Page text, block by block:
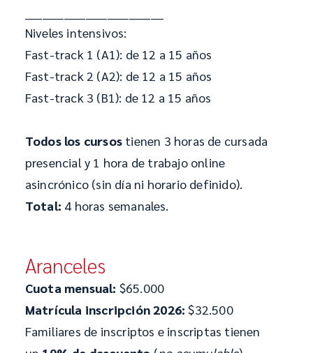
Niveles intensivos:
Fast-track 1 (A1): de 12 a 15 años
Fast-track 2 (A2): de 12 a 15 años
Fast-track 3 (B1): de 12 a 15 años
Todos los cursos tienen 3 horas de cursada
presencial y 1 hora de trabajo online
asincrónico (sin día ni horario definido).
Total: 4 horas semanales.
Aranceles
Cuota mensual: $65.000
Matrícula inscripción 2026:$32.500
Familiares de inscriptos e inscriptas tienen